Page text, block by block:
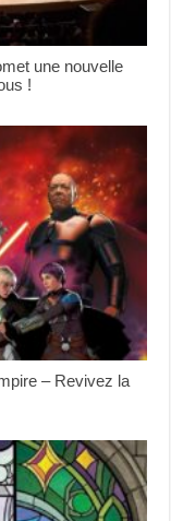
une nouvelle
!
– Revivez la